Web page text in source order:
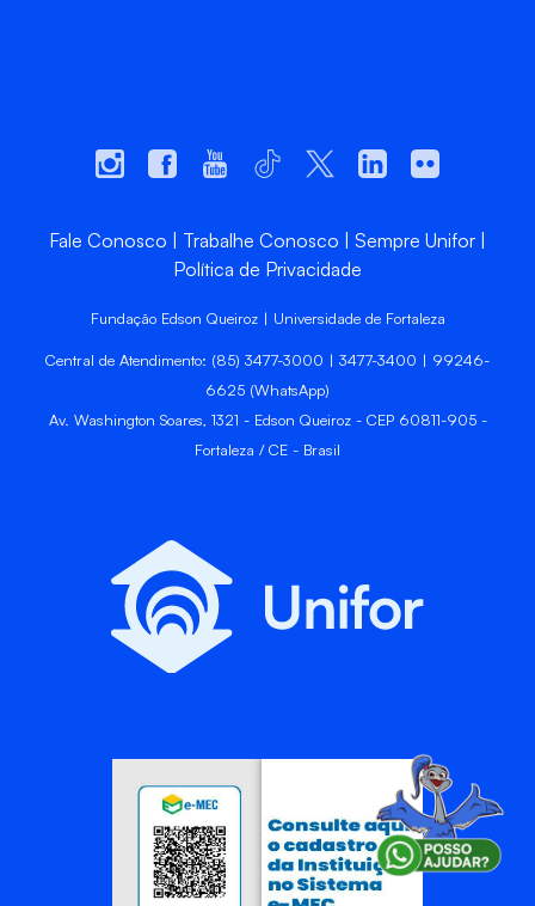
Fale Conosco Trabalhe Conosco
Sempre Unifor
Política de Privacidade
Fundação Edson Queiroz | Universidade de Fortaleza
Central de Atendimento: (85) 3477-3000 | 3477-3400 | 99246-
6625 (WhatsApp)
Av. Washington Soares, 1321 - Edson Queiroz - CEP 60811-905 -
Fortaleza / CE - Brasil